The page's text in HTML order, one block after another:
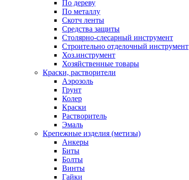
По дереву
По металлу
Скотч ленты
Средства защиты
Столярно-слесарный инструмент
Строительно отделочный инструмент
Хоз.инструмент
Хозяйственные товары
Краски, растворители
Аэрозоль
Грунт
Колер
Краски
Растворитель
Эмаль
Крепежные изделия (метизы)
Анкеры
Биты
Болты
Винты
Гайки